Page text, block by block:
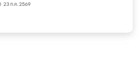
23 ก.ค. 2569